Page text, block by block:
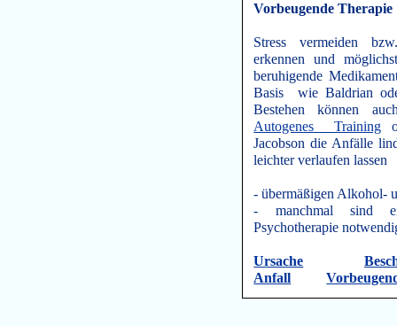
Vorbeugende Therapie
Stress vermeiden
erkennen und
beruhigende
Basis wie Baldrian
Bestehen können
Autogenes Training
Jacobson die Anfälle
leichter verlaufen lassen
- übermäßigen Alkohol-
- manchmal sind
Psychotherapie
Ursache
Anfall